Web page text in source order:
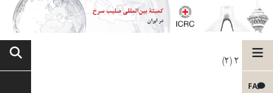
FA
2 (2)